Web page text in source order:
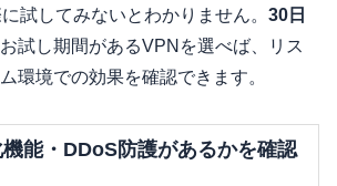
試してみないとわかりません。 30日
試し期間があるVPNを選べば、リス
環境での効果を確認できます。
能・DDoS防護があるかを確認